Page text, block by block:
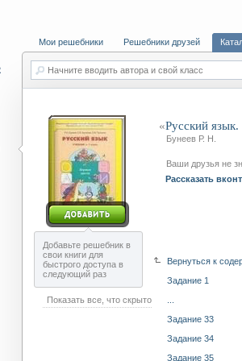
Мои решебники Решебники друзей
Начните вводить автора и свой класс
Добавьте решебник в
свои книги для
быстрого доступа в
следующий раз
«Русский язык.
Бунеев Р. Н.
Ваши друзья не
Рассказать
Вернуться к
Задание 1
Показать все, что скрыто
Задание 33
Задание 34
Задание 35